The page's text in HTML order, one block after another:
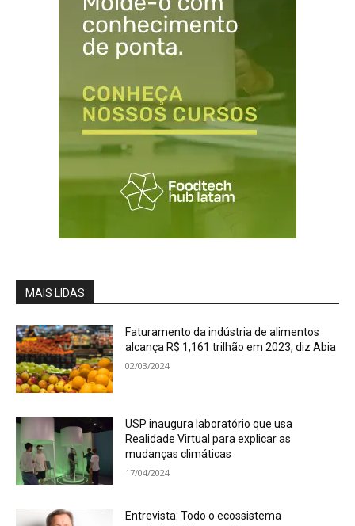
MAIS LIDAS
Faturamento da indústria de alimentos
alcança R$ 1,161 trilhão em 2023, diz Abia
02/03/2024
USP inaugura laboratório que usa
Realidade Virtual para explicar as
mudanças climáticas
17/04/2024
Entrevista: Todo o ecossistema